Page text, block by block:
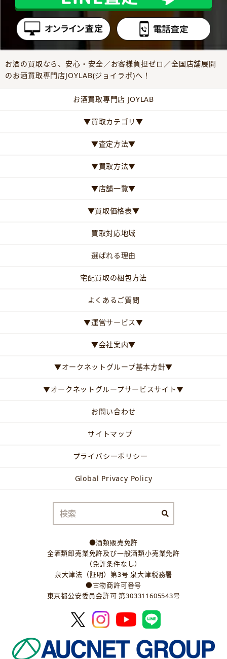
お酒の買取なら、安心・安全／お客様負担ゼロ／全国店舗展開
のお酒買取専門店JOYLAB(ジョイラボ)へ！
お酒買取専門店 JOYLAB
▼買取カテゴリ▼
▼査定方法▼
▼買取方法▼
▼店舗一覧▼
▼買取価格表▼
買取対応地域
選ばれる理由
宅配買取の梱包方法
よくあるご質問
▼運営サービス▼
▼会社案内▼
▼オークネットグループ基本方針▼
▼オークネットグループサービスサイト▼
お問い合わせ
サイトマップ
プライバシーポリシー
Global Privacy Policy
●酒類販売免許
全酒類卸売業免許及び一般酒類小売業免許
（免許条件なし）
泉大津法（証明）第3号 泉大津税務署
●古物商許可番号
東京都公安委員会許可 第303311605543号